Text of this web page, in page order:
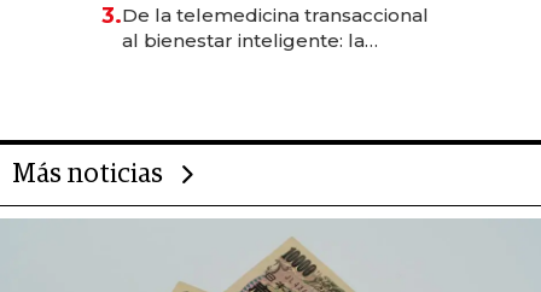
las marcas "fast premium"
3.De la telemedicina transaccional
al bienestar inteligente: la
Más noticias